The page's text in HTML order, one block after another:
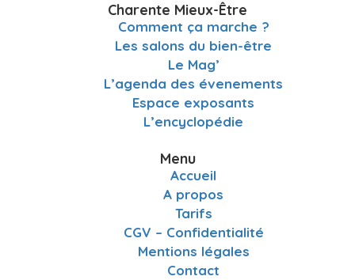
Charente Mieux-Être
Comment ça marche ?
Les salons du bien-être
Le Mag’
L’agenda des évenements
Espace exposants
L’encyclopédie
Menu
Accueil
A propos
Tarifs
CGV – Confidentialité
Mentions légales
Contact